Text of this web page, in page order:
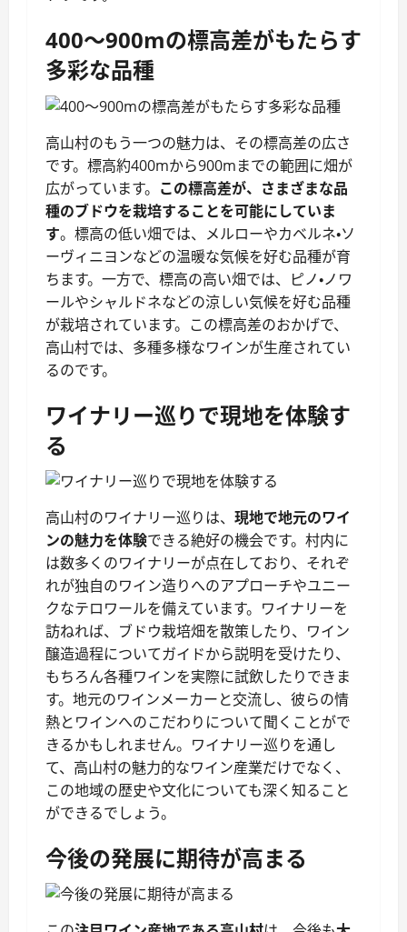
400～900mの標高差がもたらす
多彩な品種
高山村のもう一つの魅力は、その標高差の広さ
です。標高約400mから900mまでの範囲に畑が
広がっています。 この標高差が、さまざまな品
種のブドウを栽培することを可能にしていま
す。標高の低い畑では、メルローやカベルネ・ソ
ーヴィニヨンなどの温暖な気候を好む品種が育
ちます。一方で、標高の高い畑では、ピノ・ノワ
ールやシャルドネなどの涼しい気候を好む品種
が栽培されています。この標高差のおかげで、
高山村では、多種多様なワインが生産されてい
るのです。
ワイナリー巡りで現地を体験す
る
高山村のワイナリー巡りは、 現地で地元のワイ
ンの魅力を体験できる絶好の機会です。村内に
は数多くのワイナリーが点在しており、それぞ
れが独自のワイン造りへのアプローチやユニー
クなテロワールを備えています。ワイナリーを
訪ねれば、ブドウ栽培畑を散策したり、ワイン
醸造過程についてガイドから説明を受けたり、
もちろん各種ワインを実際に試飲したりできま
す。地元のワインメーカーと交流し、彼らの情
熱とワインへのこだわりについて聞くことがで
きるかもしれません。ワイナリー巡りを通し
て、高山村の魅力的なワイン産業だけでなく、
この地域の歴史や文化についても深く知ること
ができるでしょう。
今後の発展に期待が高まる